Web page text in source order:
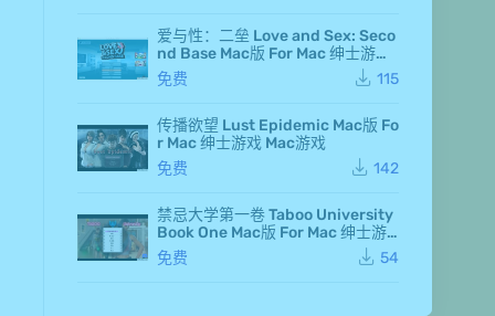
机
游
戏
Ma
游
仙
剑
侠
传
七
爱与性：二垒 Love and Sex: Seco
nd Base Mac版 For Mac 绅士游戏
Mac游戏
免费 115
传播欲望 Lust Epidemic Mac版 Fo
r Mac 绅士游戏 Mac游戏
免费
142
禁忌大学第一卷 Taboo University
Book One Mac版 For Mac 绅士游
戏 Mac游戏
免费 54